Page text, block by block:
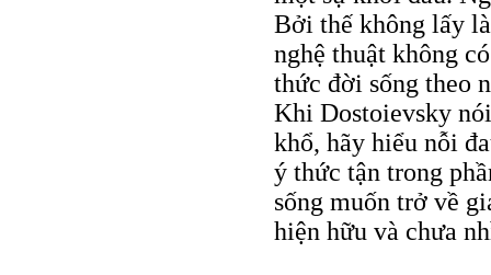
Bởi thế không lấy
nghệ thuật không
thức đời sống theo
Khi Dostoievsky
khổ, hãy hiểu nỗi
ý thức tận trong
sống muốn trở về
hiện hữu và chưa